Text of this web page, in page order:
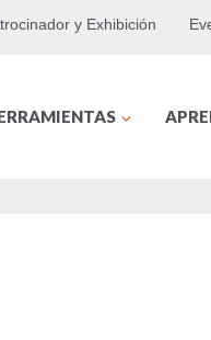
y Exhibición